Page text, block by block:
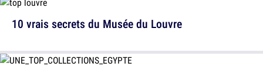
10 vrais secrets du Musée du Louvre